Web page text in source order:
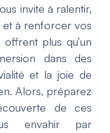
invite à ralentir,
à renforcer vos
plus qu’un
dans des
et la joie de
Alors, préparez
de ces
envahir par